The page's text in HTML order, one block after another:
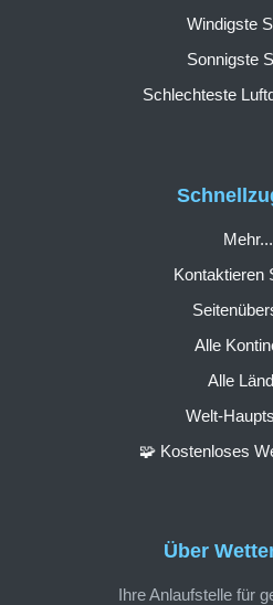
Über
Ihre Anlaufstelle für
Mehr...
Kontaktieren
Alle
Alle
Welt-
🧩 Kostenloses
Windigste
Sonnigste
Schlechteste